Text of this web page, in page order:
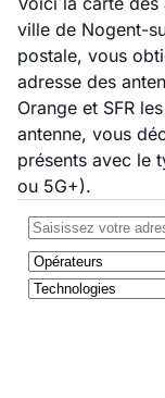
ville de Nogent-
postale, vous
adresse des
Orange et SFR
antenne, vous
présents avec le
ou 5G+).